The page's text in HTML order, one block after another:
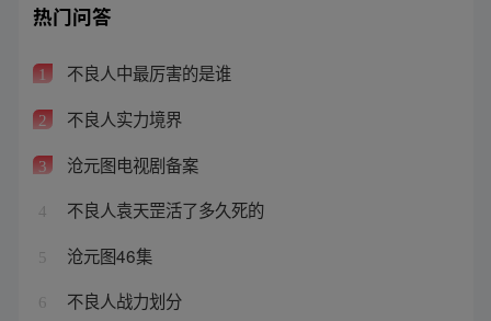
热门问答
1 不良人中最厉害的是谁
2 不良人实力境界
3 沧元图电视剧备案
4 不良人袁天罡活了多久死的
5 沧元图46集
6 不良人战力划分